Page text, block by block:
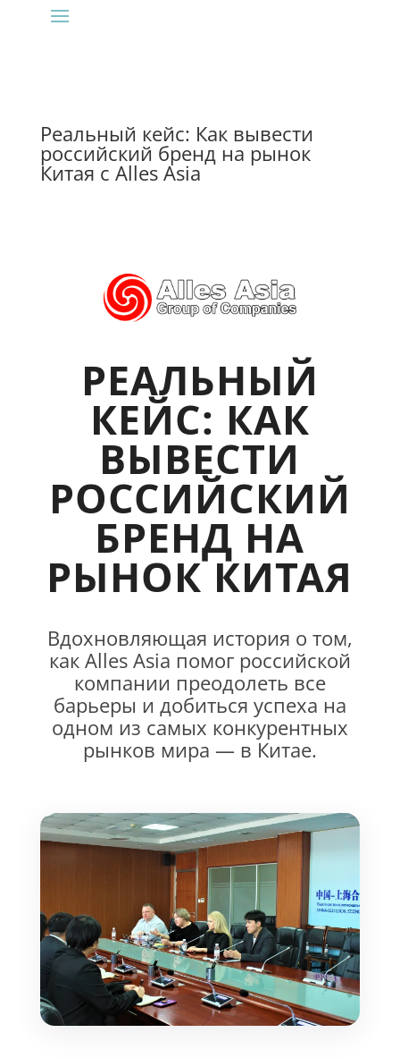
Реальный кейс: Как вывести
российский бренд на рынок
Китая с Alles Asia
РЕАЛЬНЫЙ
КЕЙС: КАК
ВЫВЕСТИ
РОССИЙСКИЙ
БРЕНД НА
РЫНОК КИТАЯ
Вдохновляющая история о том,
как Alles Asia помог российской
компании преодолеть все
барьеры и добиться успеха на
одном из самых конкурентных
рынков мира — в Китае.